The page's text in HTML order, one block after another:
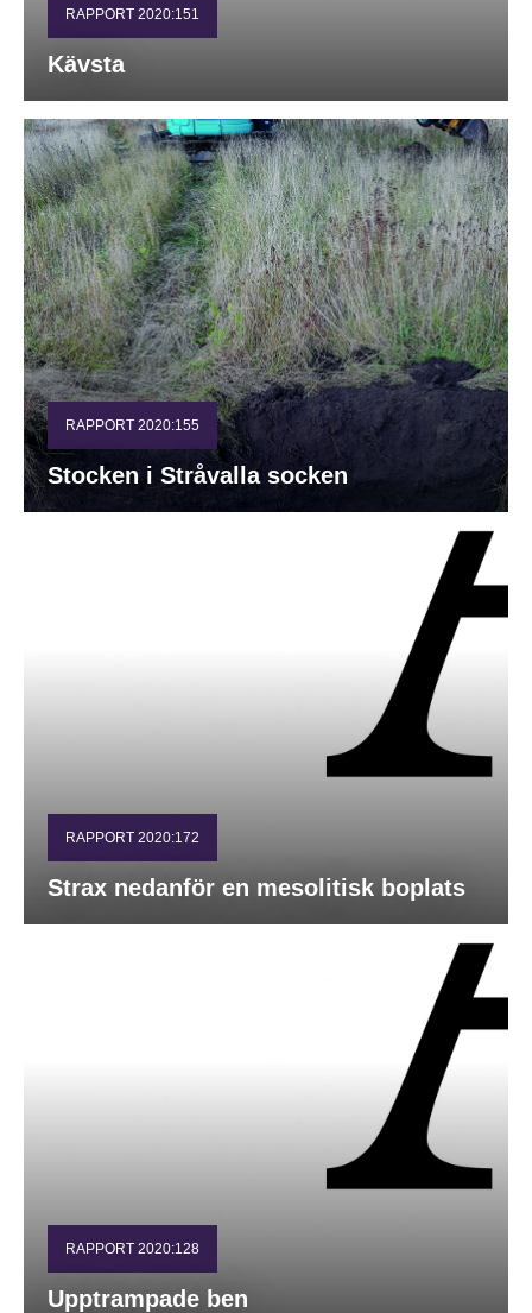
RAPPORT 2020:151
Kävsta
RAPPORT 2020:155
Stocken i Stråvalla socken
RAPPORT 2020:172
Strax nedanför en mesolitisk boplats
RAPPORT 2020:128
Upptrampade ben